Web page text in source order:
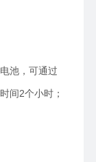
池，可通过
间2个小时；